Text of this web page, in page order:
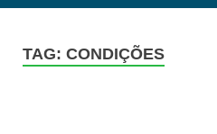
TAG: CONDIÇÕES